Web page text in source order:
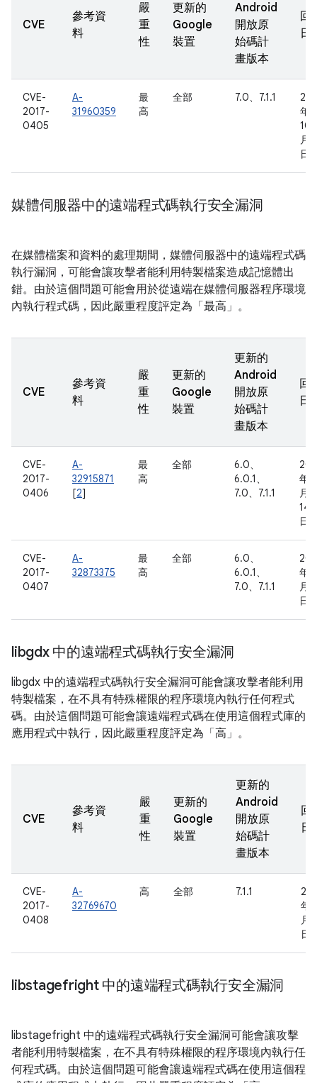
CVE
參考資
料
嚴
重
性
更新的
Google
裝置
Android
開放原
始碼計
畫版本
回
日
CVE-
2017-
0405
A-
31960359
最
高
全部 7.0、7.1.1
年
10
月
日
媒體伺服器中的遠端程式碼執行安全漏洞
在媒體檔案和資料的處理期間，媒體伺服器中的遠端程式碼
執行漏洞，可能會讓攻擊者能利用特製檔案造成記憶體出
錯。由於這個問題可能會用於從遠端在媒體伺服器程序環境
內執行程式碼，因此嚴重程度評定為「最高」。
CVE
參考資
料
嚴
重
性
更新的
Google
裝置
更新的
Android
開放原
始碼計
畫版本
回
日
CVE-
2017-
0406
A-
32915871
[2]
最
高
全部
6.0、
6.0.1、
7.0、7.1.1
年
月
14
日
CVE-
2017-
0407
A-
32873375
最
高
全部
6.0、
6.0.1、
7.0、7.1.1
年
月
日
libgdx 中的遠端程式碼執行安全漏洞
libgdx 中的遠端程式碼執行安全漏洞可能會讓攻擊者能利用
特製檔案，在不具有特殊權限的程序環境內執行任何程式
碼。由於這個問題可能會讓遠端程式碼在使用這個程式庫的
應用程式中執行，因此嚴重程度評定為「高」。
CVE
參考資
料
嚴
重
性
更新的
Google
裝置
更新的
Android
開放原
始碼計
畫版本
回
日
CVE-
2017-
0408
A-
32769670
高 全部 7.1.1
年
月
日
libstagefright 中的遠端程式碼執行安全漏洞
libstagefright 中的遠端程式碼執行安全漏洞可能會讓攻擊
者能利用特製檔案，在不具有特殊權限的程序環境內執行任
何程式碼。由於這個問題可能會讓遠端程式碼在使用這個程